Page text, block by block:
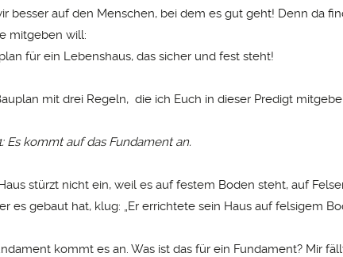
besser auf den Menschen, bei dem es gut geht! Denn da
mitgeben will:
für ein Lebenshaus, das sicher und fest steht!
mit drei Regeln, die ich Euch in dieser Predigt
Es kommt auf das Fundament an.
stürzt nicht ein, weil es auf festem Boden steht, auf
es gebaut hat, klug: „Er errichtete sein Haus auf felsigem
kommt es an. Was ist das für ein Fundament? Mir